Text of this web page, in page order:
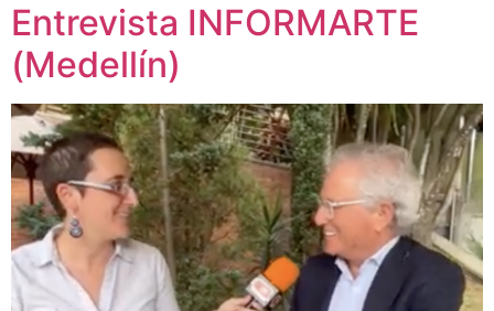
Entrevista INFORMARTE
(Medellín)